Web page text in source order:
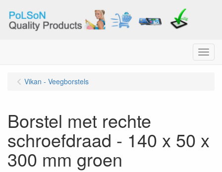
Menu
Vikan - Veegborstels
Borstel met rechte
schroefdraad - 140 x 50 x
300 mm groen